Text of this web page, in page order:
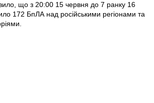
що з 20:00 15 червня до 7 ранку 16
172 БпЛА над російськими регіонами та